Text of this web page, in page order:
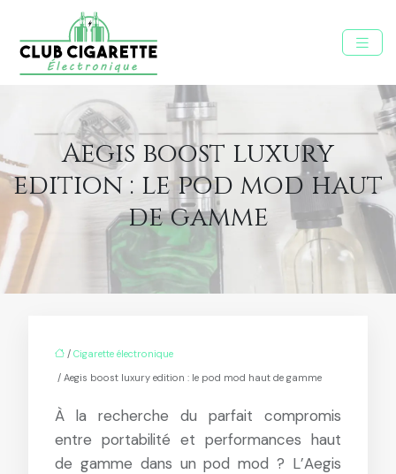
Aegis boost luxury
edition : le pod mod haut
de gamme
/ Cigarette électronique
/ Aegis boost luxury edition : le pod mod haut de gamme
À la recherche du parfait compromis
entre portabilité et performances haut
de gamme dans un pod mod ? L’Aegis